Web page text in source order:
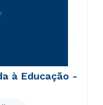
à Educação -